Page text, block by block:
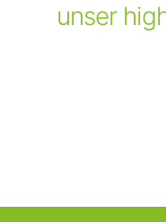
unser